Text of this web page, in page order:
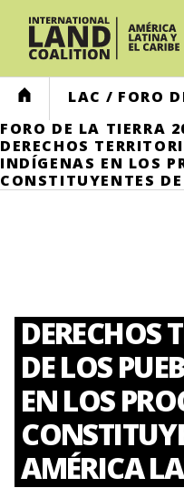
HOME LAC / FORO
FORO DE LA TIERRA
DERECHOS
INDÍGENAS EN LOS
CONSTITUYENTES
DERECHOS
DE LOS
EN LOS
AMÉRICA